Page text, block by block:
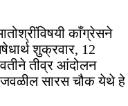
काँग्रेसने
शुक्रवार, 12
वतीने तीव्र आंदोलन
सारस चौक येथे हे